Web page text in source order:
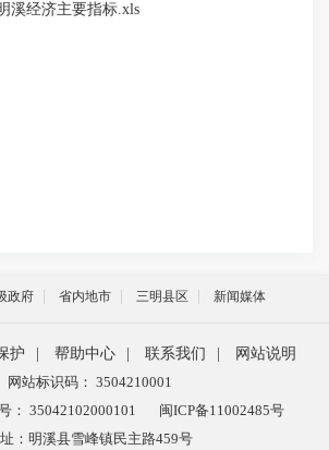
溪经济主要指标.xls
政府 省内地市 三明县区 新闻媒体
护 帮助中心 联系我们
网站说明
网站标识码： 3504210001
： 35042102000101
闽ICP备11002485号
：明溪县雪峰镇民主路459号